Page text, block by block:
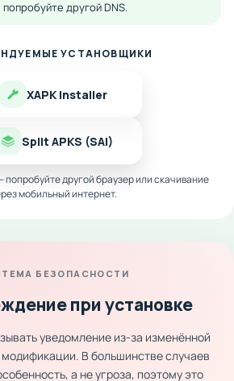
другой DNS.
УСТАНОВЩИКИ
XAPK Installer
Split APKS (SAI)
попробуйте другой браузер или скачивание
мобильный интернет.
БЕЗОПАСНОСТИ
при установке
уведомление из-за изменённой
В большинстве случаев
а не угроза, поэтому это